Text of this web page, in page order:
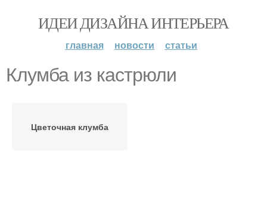
ИДЕИ ДИЗАЙНА ИНТЕРЬЕРА
главная новости статьи
Клумба из кастрюли
Цветочная клумба